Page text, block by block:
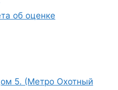
об оценке
5. (Метро Охотный